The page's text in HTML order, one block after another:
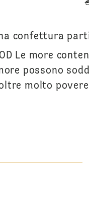
confettura
Le more
possono
molto